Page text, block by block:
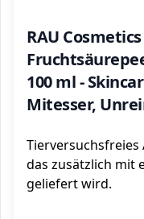
RAU
100 ml -
Mitesser,
Salicylsäure &
Tierversuchsfreies
das zusätzlich mit
geliefert wird.